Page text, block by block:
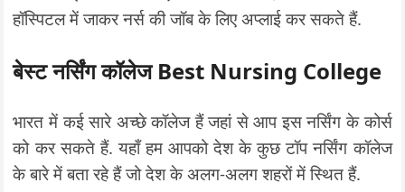
हॉस्पिटल में जाकर नर्स की जॉब के लिए अप्लाई कर सकते हैं.
बेस्ट नर्सिंग कॉलेज Best Nursing College
भारत में कई सारे अच्छे कॉलेज हैं जहां से आप इस नर्सिंग के कोर्स
को कर सकते हैं. यहाँ हम आपको देश के कुछ टॉप नर्सिंग कॉलेज
के बारे में बता रहे हैं जो देश के अलग-अलग शहरों में स्थित हैं.